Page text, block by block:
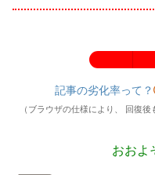
記事の劣化率って？
（ブラウザの仕様により、 回復
おおよ